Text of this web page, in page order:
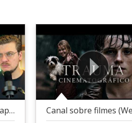
Canal informativo (Papo de Energia)